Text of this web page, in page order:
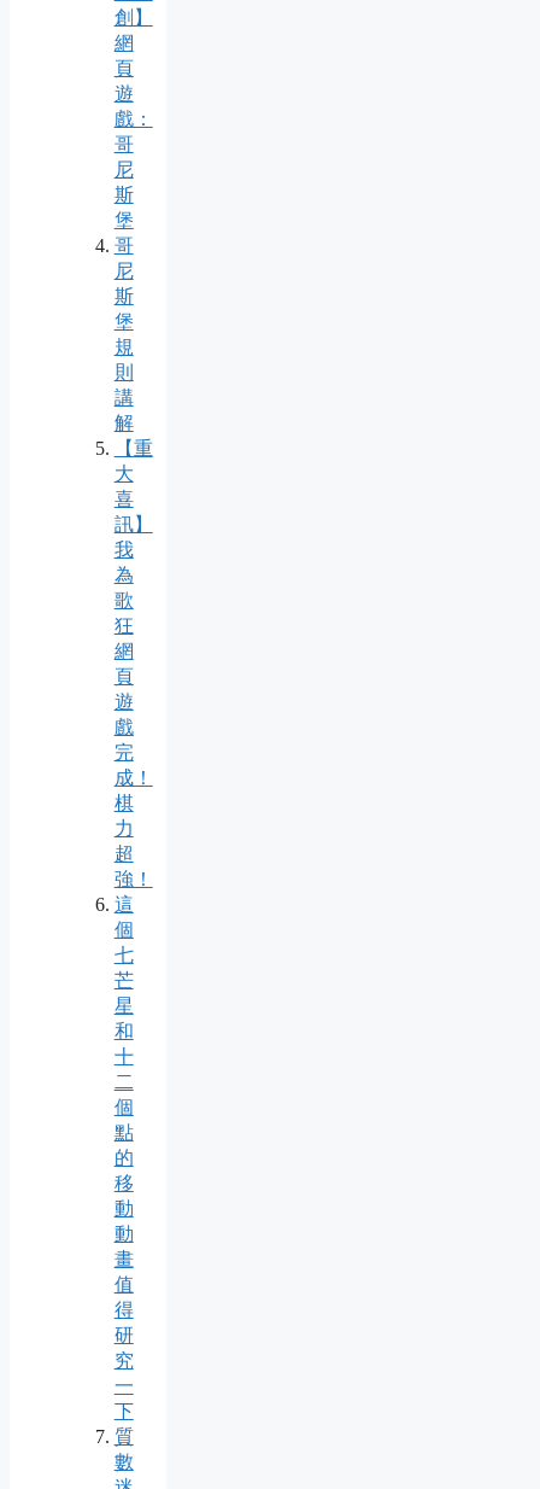
創】
網
頁
遊
戲：
哥
尼
斯
堡
哥
尼
斯
堡
規
則
講
解
【重
大
喜
訊】
我
為
歌
狂
網
頁
遊
戲
完
成！
棋
力
超
強！
這
個
七
芒
星
和
十
二
個
點
的
移
動
動
畫
值
得
研
究
一
下
質
數